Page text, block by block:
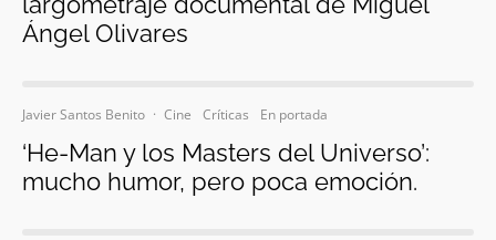
Ángel Olivares
Javier Santos Benito · Cine Críticas En portada
‘He-Man y los Masters del Universo’:
mucho humor, pero poca emoción.